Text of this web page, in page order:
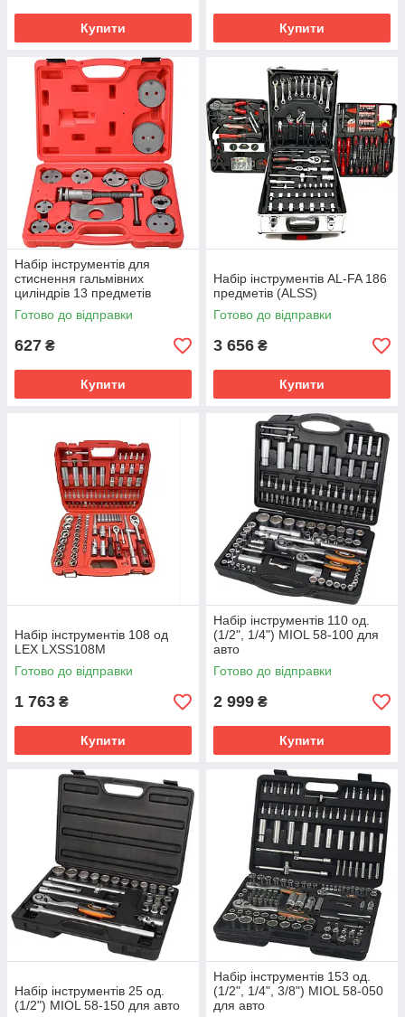
Купити Купити
Набір інструментів для
стиснення гальмівних
циліндрів 13 предметів
Rewolt T6027
Готово до відправки
627 ₴
Купити
Набір інструментів AL-FA 186
предметів (ALSS)
Готово до відправки
3 656 ₴
Купити
Набір інструментів 108 од
LEX LXSS108M
Готово до відправки
1 763 ₴
Купити
Набір інструментів 110 од.
(1/2", 1/4") MIOL 58-100 для
авто
Готово до відправки
2 999 ₴
Купити
Набір інструментів 25 од.
(1/2") MIOL 58-150 для авто
Набір інструментів 153 од.
(1/2", 1/4", 3/8") MIOL 58-050
для авто